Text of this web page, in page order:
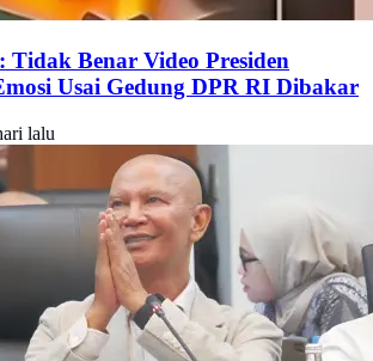
Tidak Benar Video Presiden
Usai Gedung DPR RI Dibakar
lalu